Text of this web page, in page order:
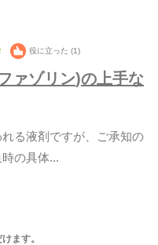
役に立った (1)
ァゾリ ン)の上手な
れる液剤 ですが ご承知の
時の具体...
ます。